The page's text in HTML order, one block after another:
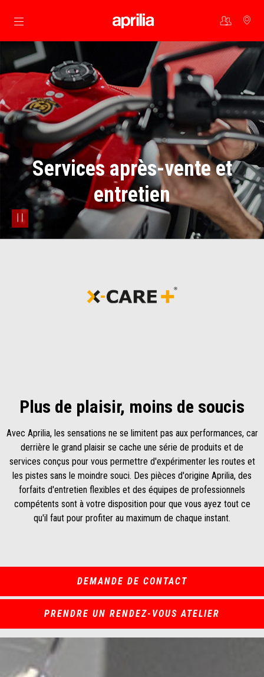
Aller au contenu principal
pause
Services après-vente et
entretien
Plus de plaisir, moins de soucis
Avec Aprilia, les sensations ne se limitent pas aux performances, car
derrière le grand plaisir se cache une série de produits et de
services conçus pour vous permettre d'expérimenter les routes et
les pistes sans le moindre souci. Des pièces d'origine Aprilia, des
forfaits d'entretien flexibles et des équipes de professionnels
compétents sont à votre disposition pour que vous ayez tout ce
qu'il faut pour profiter au maximum de chaque instant.
DEMANDE DE CONTACT
PRENDRE UN RENDEZ-VOUS ATELIER